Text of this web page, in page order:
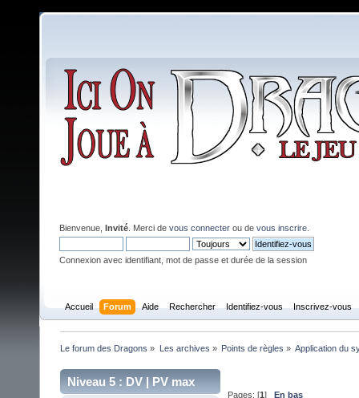
Bienvenue, Invité . Merci de vous connecter ou de vous inscrire
Connexion avec identifiant, mot de passe et durée de la session
Accueil Forum Aide Rechercher Identifiez-vous Inscrivez-vous
Le forum des Dragons » Les archives » Points de règles » Application du
Niveau 5 : DV | PV max
Pages: [1]En bas